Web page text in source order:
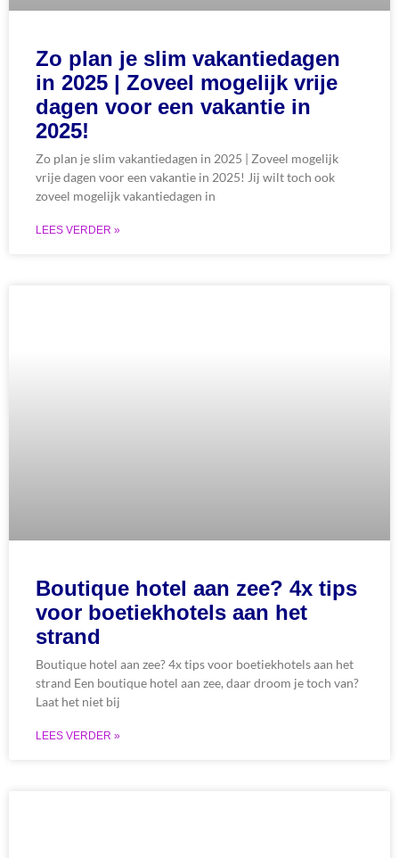
Zo plan je slim vakantiedagen
in 2025 | Zoveel mogelijk vrije
dagen voor een vakantie in
2025!
Zo plan je slim vakantiedagen in 2025 | Zoveel mogelijk
vrije dagen voor een vakantie in 2025! Jij wilt toch ook
zoveel mogelijk vakantiedagen in
LEES VERDER »
Boutique hotel aan zee? 4x tips
voor boetiekhotels aan het
strand
Boutique hotel aan zee? 4x tips voor boetiekhotels aan het
strand Een boutique hotel aan zee, daar droom je toch van?
Laat het niet bij
LEES VERDER »